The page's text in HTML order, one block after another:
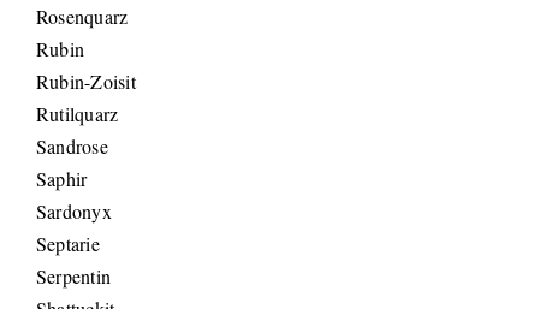
Rosenquarz
Rubin
Rubin-Zoisit
Rutilquarz
Sandrose
Saphir
Sardonyx
Septarie
Serpentin